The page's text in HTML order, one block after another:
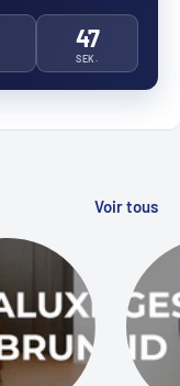
46
SEK.
Voir tous